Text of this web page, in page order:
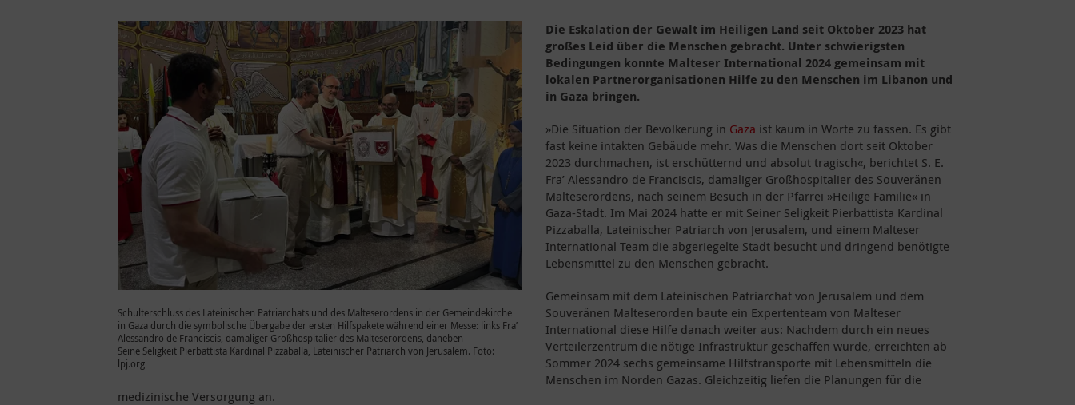
Schulterschluss des Lateinischen Patriarchats und des Malteserordens in der Gemeindekirche
in Gaza durch die symbolische Übergabe der ersten Hilfspakete während einer Messe: links Fra’
Alessandro de Franciscis, damaliger Großhospitalier des Malteserordens, daneben
Seine Seligkeit Pierbattista Kardinal Pizzaballa, Lateinischer Patriarch von Jerusalem. Foto:
lpj.org
Die Eskalation der Gewalt im Heiligen Land seit Oktober 2023 hat
großes Leid über die Menschen gebracht. Unter schwierigsten
Bedingungen konnte Malteser International 2024 gemeinsam mit
lokalen Partnerorganisationen Hilfe zu den Menschen im Libanon und
in Gaza bringen.
»Die Situation der Bevölkerung in Gaza ist kaum in Worte zu fassen. Es gibt
fast keine intakten Gebäude mehr. Was die Menschen dort seit Oktober
2023 durchmachen, ist erschütternd und absolut tragisch«, berichtet S. E.
Fra’ Alessandro de Franciscis, damaliger Großhospitalier des Souveränen
Malteserordens, nach seinem Besuch in der Pfarrei »Heilige Familie« in
Gaza-Stadt. Im Mai 2024 hatte er mit Seiner Seligkeit Pierbattista Kardinal
Pizzaballa, Lateinischer Patriarch von Jerusalem, und einem Malteser
International Team die abgeriegelte Stadt besucht und dringend benötigte
Lebensmittel zu den Menschen gebracht.
Gemeinsam mit dem Lateinischen Patriarchat von Jerusalem und dem
Souveränen Malteserorden baute ein Expertenteam von Malteser
International diese Hilfe danach weiter aus: Nachdem durch ein neues
Verteilerzentrum die nötige Infrastruktur geschaffen wurde, erreichten ab
Sommer 2024 sechs gemeinsame Hilfstransporte mit Lebensmitteln die
Menschen im Norden Gazas. Gleichzeitig liefen die Planungen für die
medizinische Versorgung an.